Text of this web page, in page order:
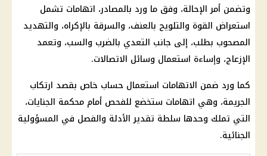
وتضمن أمر الإحالة، وفق ما ورد بالمصادر، اتهامات تشمل
استعراض القوة والتلويح بالعنف، والسرقة بالإكراه، والتهديد
المصحوب بطلب، إلى جانب التعدي بالضرب والسب، وتعمد
الإزعاج، وإساءة استعمال وسائل الاتصالات.
كما ورد ضمن الاتهامات استعمال حساب خاص بقصد ارتكاب
الجريمة، وهي اتهامات ستخضع للفحص أمام محكمة الجنايات،
التي تملك وحدها سلطة تقدير الأدلة والفصل في المسؤولية
الجنائية.